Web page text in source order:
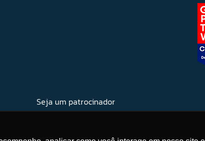
Seja um patrocinador